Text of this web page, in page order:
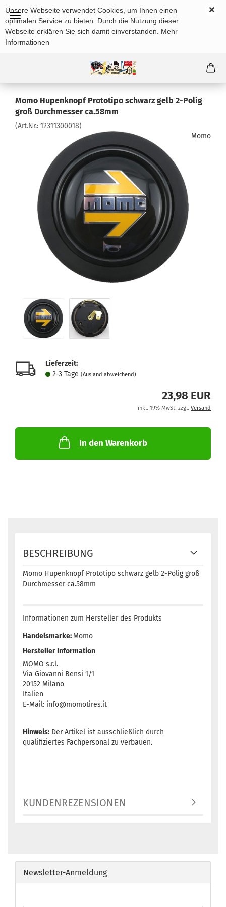
Unsere Webseite verwendet Cookies, um Ihnen einen
optimalen Service zu bieten. Durch die Nutzung dieser
Webseite erklären Sie sich damit einverstanden. Mehr
Informationen
Momo Hupenknopf Prototipo schwarz gelb 2-Polig
groß Durchmesser ca.58mm
(Art.Nr.: 12311300018)
Momo
Lieferzeit:
2-3 Tage (Ausland abweichend)
23,98 EUR
inkl. 19% MwSt. zzgl. Versand
In den Warenkorb
BESCHREIBUNG
Momo Hupenknopf Prototipo schwarz gelb 2-Polig groß
Durchmesser ca.58mm
Informationen zum Hersteller des Produkts
Handelsmarke: Momo
Hersteller Information
MOMO s.r.l.
Via Giovanni Bensi 1/1
20152 Milano
Italien
E-Mail: info@momotires.it
Hinweis: Der Artikel ist ausschließlich durch
qualifiziertes Fachpersonal zu verbauen.
KUNDENREZENSIONEN
Newsletter-Anmeldung